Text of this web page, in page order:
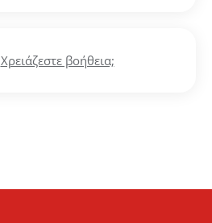
Χρειάζεστε βοήθεια;